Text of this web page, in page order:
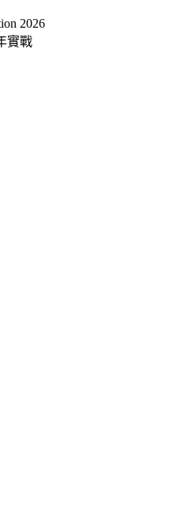
2026
實戰